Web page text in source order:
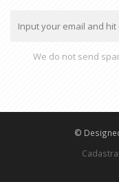
We do not send
©